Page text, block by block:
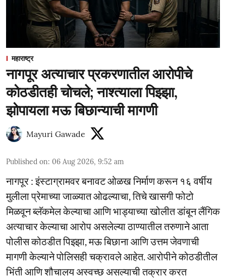
महाराष्ट्र
नागपूर अत्याचार प्रकरणातील आरोपीचे
कोठडीतही चोचले; नाश्त्याला पिझ्झा,
झोपायला मऊ बिछान्याची मागणी
Mayuri Gawade
Published on: 06 Aug 2026, 9:52 am
नागपूर : इंस्टाग्रामवर बनावट ओळख निर्माण करून १६ वर्षीय
मुलीला प्रेमाच्या जाळ्यात ओढल्याचा, तिचे खासगी फोटो
मिळवून ब्लॅकमेल केल्याचा आणि भाड्याच्या खोलीत डांबून लैंगिक
अत्याचार केल्याचा आरोप असलेल्या ठाण्यातील तरुणाने आता
पोलीस कोठडीत पिझ्झा, मऊ बिछाना आणि उत्तम जेवणाची
मागणी केल्याने पोलिसही चक्रावले आहेत. आरोपीने कोठडीतील
भिंती आणि शौचालय अस्वच्छ असल्याची तक्रार करत